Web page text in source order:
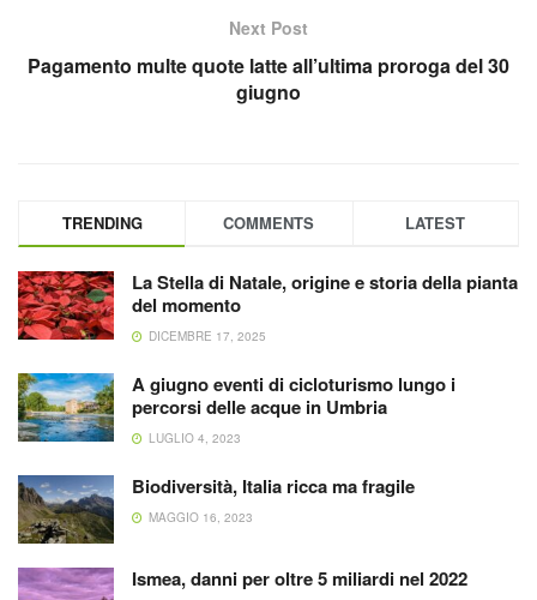
Next Post
Pagamento multe quote latte all’ultima proroga del 30
giugno
TRENDING COMMENTS LATEST
La Stella di Natale, origine e storia della pianta
del momento
DICEMBRE 17, 2025
A giugno eventi di cicloturismo lungo i
percorsi delle acque in Umbria
LUGLIO 4, 2023
Biodiversità, Italia ricca ma fragile
MAGGIO 16, 2023
Ismea, danni per oltre 5 miliardi nel 2022